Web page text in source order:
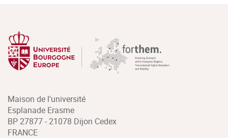
Maison de l'université
Esplanade Erasme
BP 27877 - 21078 Dijon Cedex
FRANCE